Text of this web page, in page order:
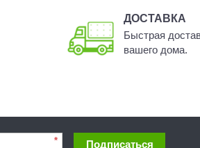
ДОСТАВКА
Быстрая
вашего дома.
* Подписаться